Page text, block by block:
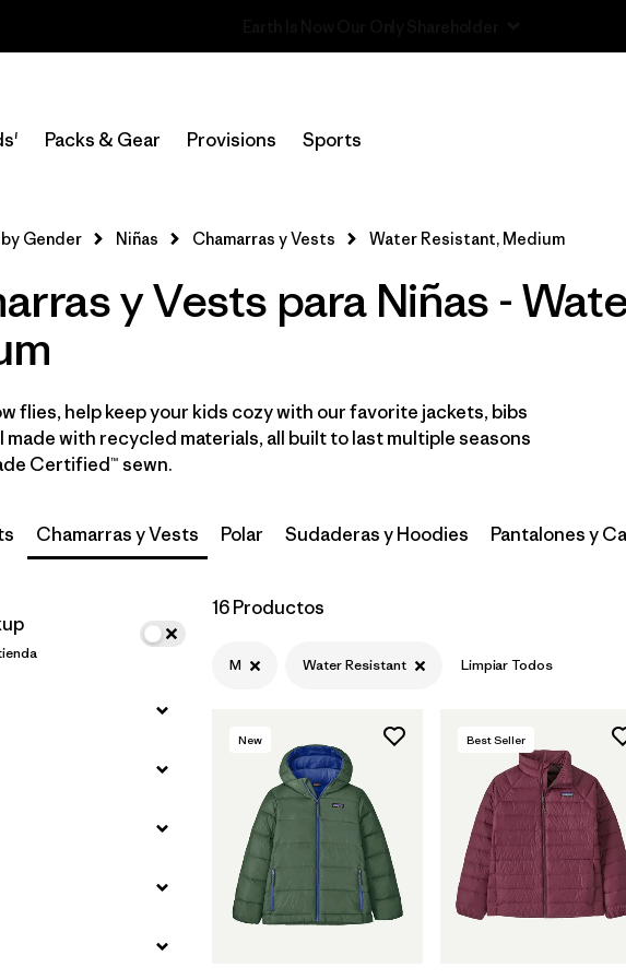
Packs & Gear Provisions Sports
Selecciona una tienda
Filtrar por
Price
Filtrar por
Size 1
Filtrar por
Color
Filtrar por
Materials & Fabric
Gender Niñas Chamarras y Vests Water Resistant, Medium
y Vests para Niñas -
flies, help keep your kids cozy with our favorite jackets, bibs
with recycled materials, all built to last multiple seasons
Certified™ sewn.
Chamarras y Vests Polar Sudaderas y Hoodies Pantalones y
16 Productos
M Water Resistant Limpiar Todos
New Best Seller